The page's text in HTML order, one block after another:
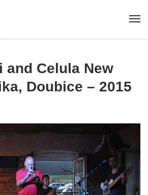
and Celula New
Doubice – 2015